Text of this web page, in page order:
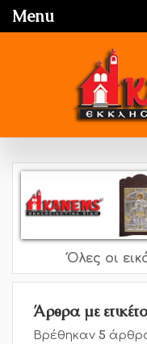
Menu
Όλες οι
Άρθρα με
Βρέθηκαν 5